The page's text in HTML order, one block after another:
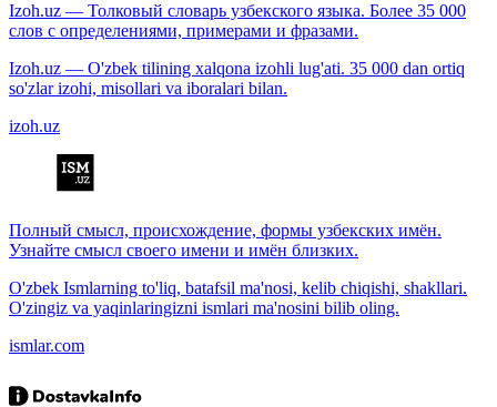
Izoh.uz — Толковый словарь узбекского языка. Более 35 000
слов с определениями, примерами и фразами.
Izoh.uz — O'zbek tilining xalqona izohli lug'ati. 35 000 dan ortiq
so'zlar izohi, misollari va iboralari bilan.
izoh.uz
Полный смысл, происхождение, формы узбекских имён.
Узнайте смысл своего имени и имён близких.
O'zbek Ismlarning to'liq, batafsil ma'nosi, kelib chiqishi, shakllari.
O'zingiz va yaqinlaringizni ismlari ma'nosini bilib oling.
ismlar.com